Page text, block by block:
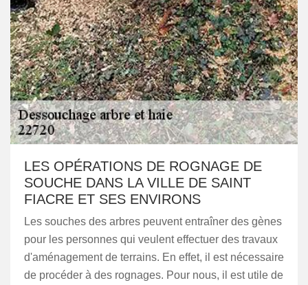
LES OPÉRATIONS DE ROGNAGE DE
SOUCHE DANS LA VILLE DE SAINT
FIACRE ET SES ENVIRONS
Les souches des arbres peuvent entraîner des gènes
pour les personnes qui veulent effectuer des travaux
d'aménagement de terrains. En effet, il est nécessaire
de procéder à des rognages. Pour nous, il est utile de